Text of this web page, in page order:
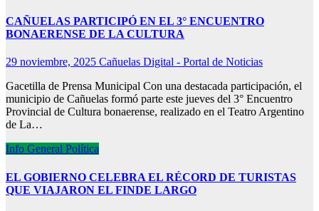
CAÑUELAS PARTICIPÓ EN EL 3° ENCUENTRO
BONAERENSE DE LA CULTURA
29 noviembre, 2025 Cañuelas Digital - Portal de Noticias
Gacetilla de Prensa Municipal Con una destacada participación, el
municipio de Cañuelas formó parte este jueves del 3° Encuentro
Provincial de Cultura bonaerense, realizado en el Teatro Argentino
de La…
Info General Política
EL GOBIERNO CELEBRA EL RÉCORD DE TURISTAS
QUE VIAJARON EL FINDE LARGO